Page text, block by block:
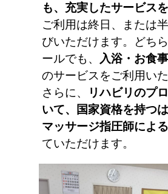
も、充実したサービスを
ご利用は終日、または
びいただけます。どち
ールでも、
入浴・お食
のサービスをご利用いた
さらに、
リハビリのプ
いて、国家資格を持つ
マッサージ指圧師によ
ていただけます。